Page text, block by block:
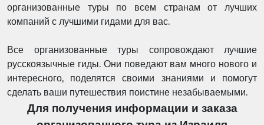
организованные туры по всем странам от лучших
компаний с лучшими гидами для вас.
Все организованные туры сопровождают лучшие
русскоязычные гиды. Они поведают вам много нового и
интересного, поделятся своими знаниями и помогут
сделать ваши путешествия поистине незабываемыми.
Для получения информации и заказа